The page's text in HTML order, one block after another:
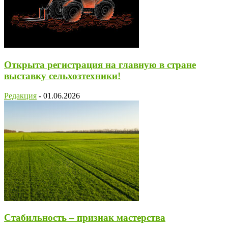
Открыта регистрация на главную в стране
выставку сельхозтехники!
Редакция - 01.06.2026
Стабильность – признак мастерства